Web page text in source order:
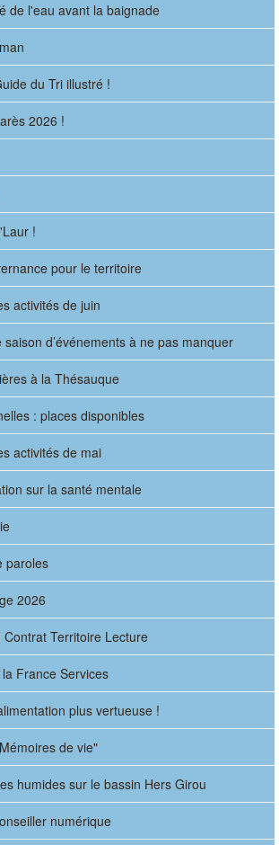
de l'eau avant la baignade
du Tri illustré !
2026 !
!
pour le territoire
activités de juin
d’événements à ne pas manquer
à la Thésauque
: places disponibles
activités de mai
sur la santé mentale
paroles
2026
Territoire Lecture
France Services
plus vertueuse !
de vie"
humides sur le bassin Hers Girou
numérique